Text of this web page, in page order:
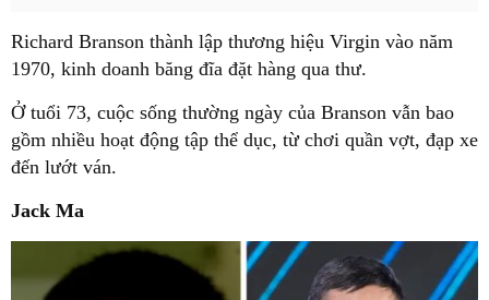
Richard Branson thành lập thương hiệu Virgin vào năm
1970, kinh doanh băng đĩa đặt hàng qua thư.
Ở tuổi 73, cuộc sống thường ngày của Branson vẫn bao
gồm nhiều hoạt động tập thể dục, từ chơi quần vợt, đạp xe
đến lướt ván.
Jack Ma